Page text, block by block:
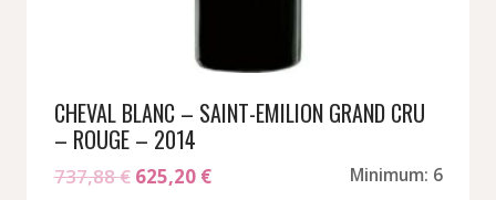
CHEVAL BLANC – SAINT-EMILION GRAND CRU
– ROUGE – 2014
737,88€ Le
625,20 €Le
Minimum: 6